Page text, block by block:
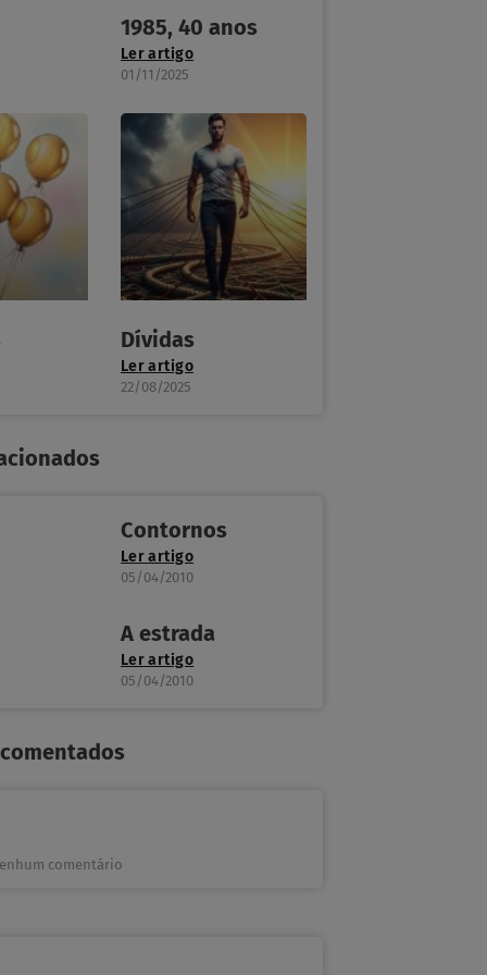
1985, 40 anos
Ler artigo
01/11/2025
Dívidas
Ler artigo
22/08/2025
Contornos
Ler artigo
05/04/2010
A estrada
Ler artigo
05/04/2010
comentário